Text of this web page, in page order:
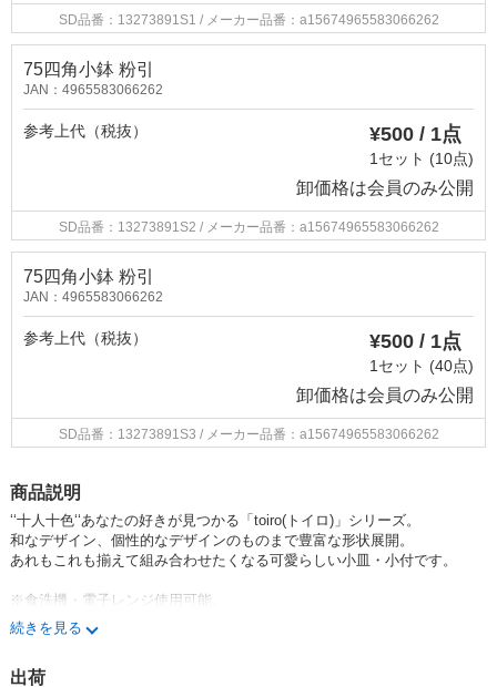
SD品番：13273891S1 / メーカー品番：a15674965583066262
75四角小鉢 粉引
JAN：4965583066262
参考上代（税抜） ¥500 / 1点
1セット (10点)
卸価格は会員のみ公開
SD品番：13273891S2 / メーカー品番：a15674965583066262
75四角小鉢 粉引
JAN：4965583066262
参考上代（税抜） ¥500 / 1点
1セット (40点)
卸価格は会員のみ公開
SD品番：13273891S3 / メーカー品番：a15674965583066262
商品説明
‘‘十人十色‘‘あなたの好きが見つかる「toiro(トイロ)」シリーズ。
和なデザイン、個性的なデザインのものまで豊富な形状展開。
あれもこれも揃えて組み合わせたくなる可愛らしい小皿・小付です。
※食洗機・電子レンジ使用可能。
★「toiro(トイロ)」シリーズ一覧はコチラ★
みのる陶器 美濃焼 日本製 Made in Japan 食器 器 うつわ 暮らし 食卓 和
続きを見る
出荷